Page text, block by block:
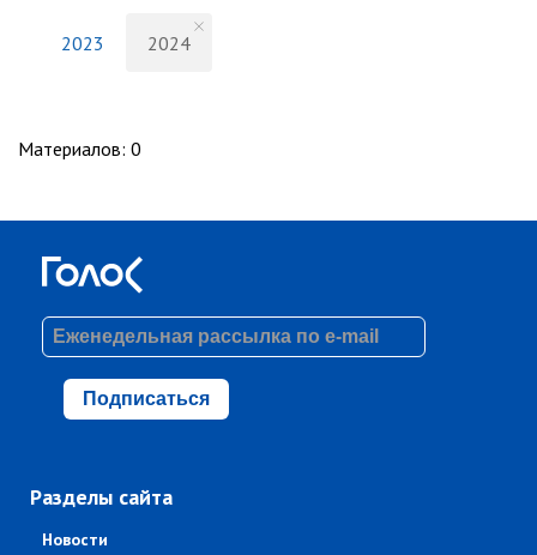
2023 2024
Материалов: 0
Подписаться
Разделы сайта
Новости